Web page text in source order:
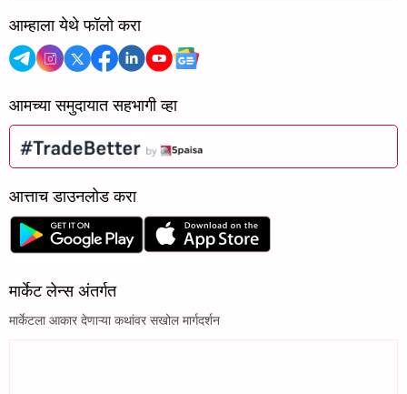
आम्हाला येथे फॉलो करा
आमच्या समुदायात सहभागी व्हा
आत्ताच डाउनलोड करा
मार्केट लेन्स अंतर्गत
मार्केटला आकार देणाऱ्या कथांवर सखोल मार्गदर्शन